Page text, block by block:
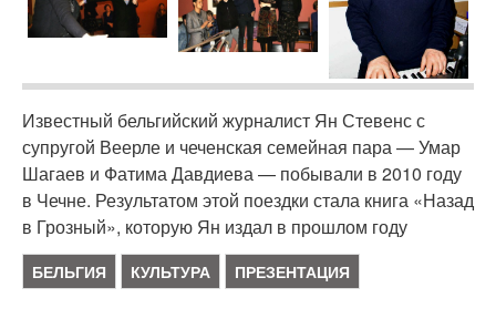
Известный бельгийский журналист Ян Стевенс с
супругой Веерле и чеченская семейная пара — Умар
Шагаев и Фатима Давдиева — побывали в 2010 году
в Чечне. Результатом этой поездки стала книга «Назад
в Грозный», которую Ян издал в прошлом году
БЕЛЬГИЯ КУЛЬТУРА ПРЕЗЕНТАЦИЯ